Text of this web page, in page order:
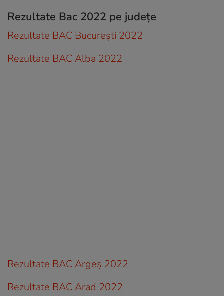
Rezultate Bac 2022 pe județe
Rezultate BAC București 2022
Rezultate BAC Alba 2022
Rezultate BAC Argeș 2022
Rezultate BAC Arad 2022